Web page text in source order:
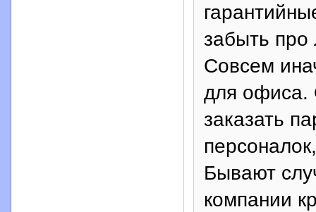
забыть про
Совсем
для офиса.
заказать
Бывают
компании